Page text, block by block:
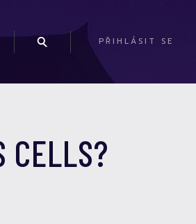
PŘIHLÁSIT SE
CELLS?